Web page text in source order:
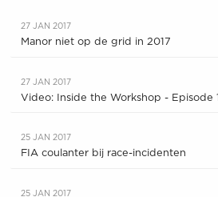
27 JAN 2017
Manor niet op de grid in 2017
27 JAN 2017
Video: Inside the Workshop - Episode
25 JAN 2017
FIA coulanter bij race-incidenten
25 JAN 2017